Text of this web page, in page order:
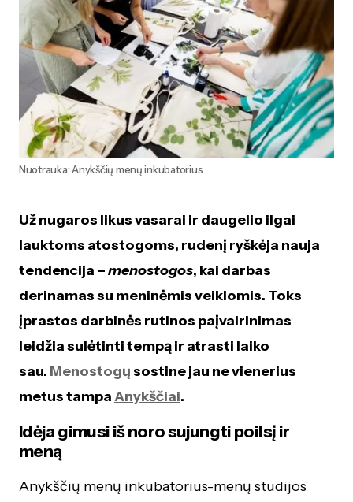
Nuotrauka: Anykščių menų inkubatorius
Už nugaros likus vasarai ir daugelio ilgai
lauktoms atostogoms, rudenį ryškėja nauja
tendencija –menostogos, kai darbas
derinamas su meninėmis veiklomis. Toks
įprastos darbinės rutinos paįvairinimas
leidžia sulėtinti tempą ir atrasti laiko
sau. Menostogųsostine jau ne vienerius
metus tampaAnykščiai.
Idėja gimusi iš noro sujungti poilsį ir
meną
Anykščių menų inkubatorius-menų studijos